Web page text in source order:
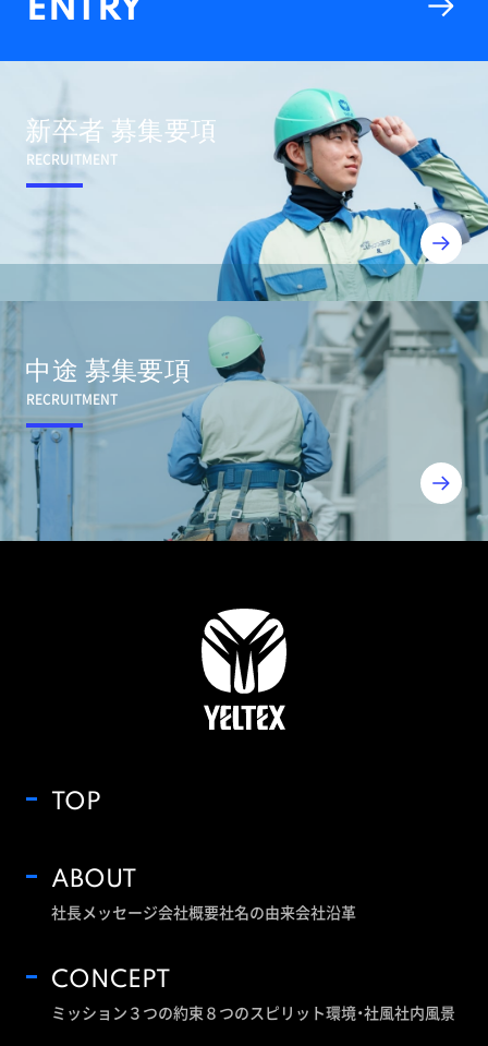
ENTRY
新卒者 募集要項
RECRUITMENT
中途 募集要項
RECRUITMENT
TOP
ABOUT
社長メッセージ会社概要社名の由来会社沿革
CONCEPT
ミッション ３つの約束 ８つのスピリット環境・社風社内風景